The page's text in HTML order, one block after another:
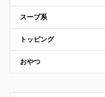
スープ系
トッピング
おやつ